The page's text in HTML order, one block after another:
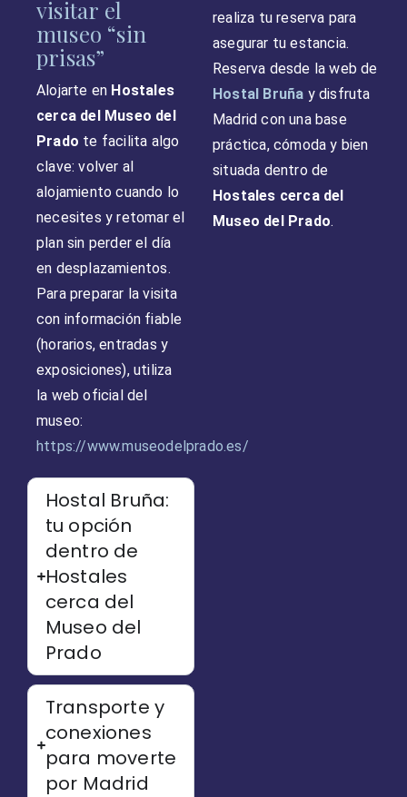
visitar el
museo “sin
prisas”
Alojarte en Hostales
cerca del Museo del
Prado te facilita algo
clave: volver al
alojamiento cuando lo
necesites y retomar el
plan sin perder el día
en desplazamientos.
Para preparar la visita
con información fiable
(horarios, entradas y
exposiciones), utiliza
la web oficial del
museo:
https://www.museodelprado.es/
Hostal Bruña:
tu opción
dentro de
Hostales
cerca del
Museo del
Prado
Transporte y
conexiones
para moverte
por Madrid
realiza tu reserva para
asegurar tu estancia.
Reserva desde la web de
Hostal Bruña y disfruta
Madrid con una base
práctica, cómoda y bien
situada dentro de
Hostales cerca del
Museo del Prado.